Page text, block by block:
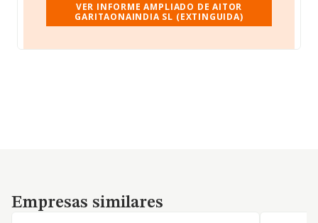
VER INFORME AMPLIADO DE AITOR
GARITAONAINDIA SL (EXTINGUIDA)
Empresas similares
Empresas similares